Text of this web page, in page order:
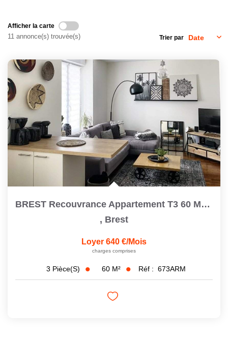
Afficher la carte
11 annonce(s) trouvée(s) Trier par
BREST Recouvrance Appartement T3 60 M2 Dalle Béton En Très...
, Brest
Loyer 640 €/mois
charges comprises
3 Pièce(s) 60 M² Réf : 673ARM